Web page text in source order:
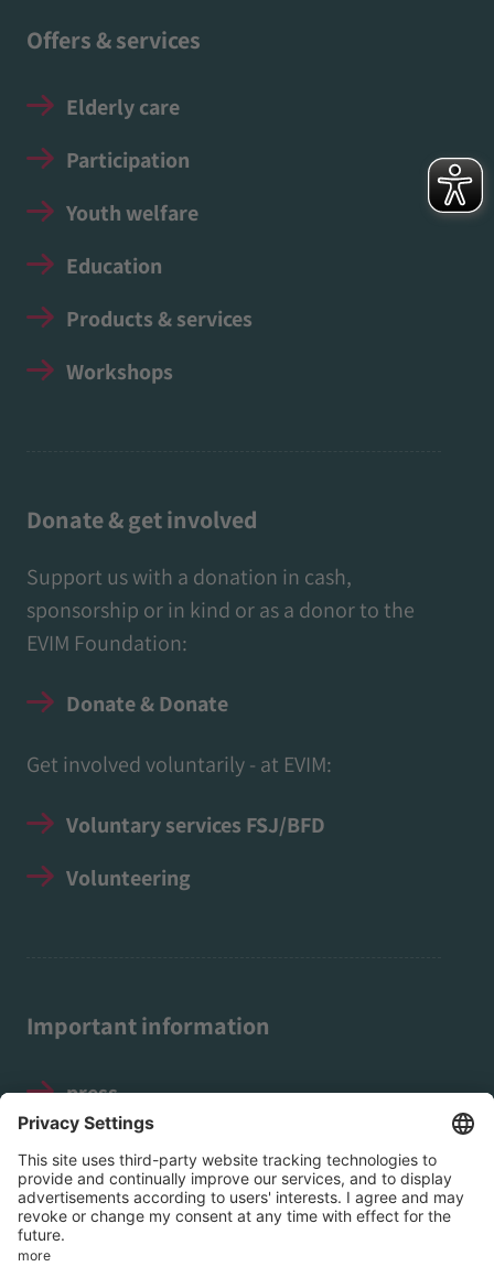
Offers & services
Elderly care
Participation
Youth welfare
Education
Products & services
Workshops
Donate & get involved
Support us with a donation in cash,
sponsorship or in kind or as a donor to the
EVIM Foundation:
Donate & Donate
Get involved voluntarily - at EVIM:
Voluntary services FSJ/BFD
Volunteering
Important information
press
Legal notice
Data protection